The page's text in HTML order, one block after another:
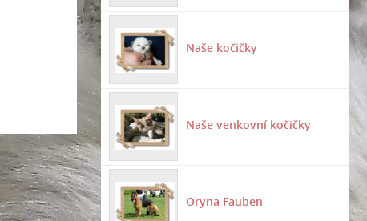
Naše kočičky
Naše venkovní kočičky
Oryna Fauben